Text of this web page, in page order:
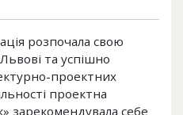
розпочала свою
та успішно
проектних
проектна
зарекомендувала себе